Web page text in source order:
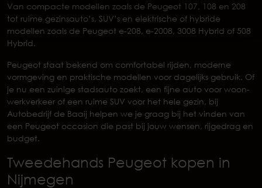
Van compacte modellen zoals de Peugeot 107, 108 en 208
tot ruime gezinsauto’s, SUV’s en elektrische of hybride
modellen zoals de Peugeot e-208, e-2008, 3008 Hybrid of 508
Hybrid.
Peugeot staat bekend om comfortabel rijden, moderne
vormgeving en praktische modellen voor dagelijks gebruik. Of
je nu een zuinige stadsauto zoekt, een fijne auto voor woon-
werkverkeer of een ruime SUV voor het hele gezin, bij
Autobedrijf de Baaij helpen we je graag bij het vinden van
een Peugeot occasion die past bij jouw wensen, rijgedrag en
budget.
Tweedehands Peugeot kopen in
Nijmegen